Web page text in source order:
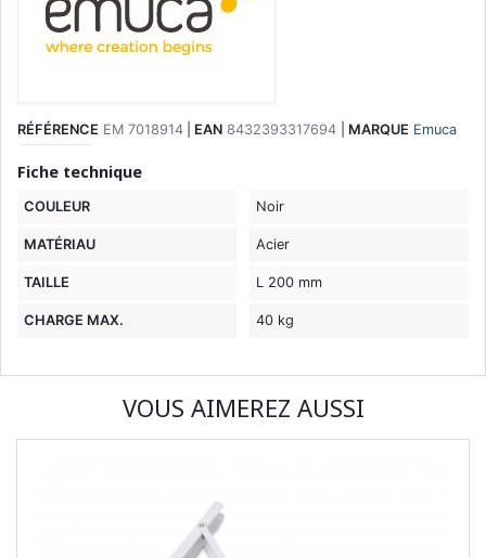
RÉFÉRENCE EM 7018914 EAN 8432393317694 MARQUE Emuca
Fiche technique
COULEUR Noir
MATÉRIAU Acier
TAILLE L 200 mm
CHARGE MAX. 40 kg
VOUS AIMEREZ AUSSI